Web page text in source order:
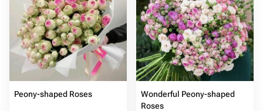
Peony-shaped Roses
Wonderful Peony-shaped
Roses